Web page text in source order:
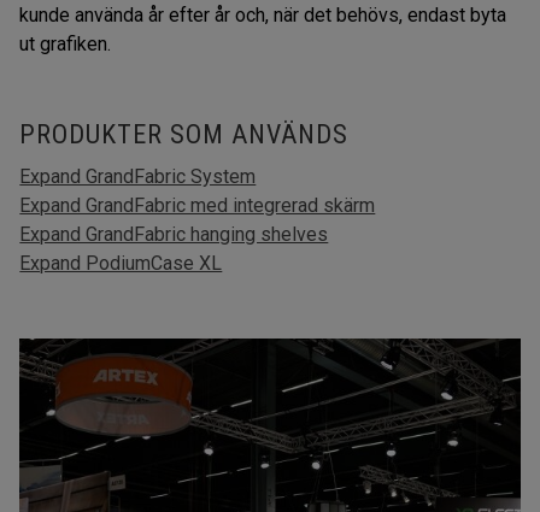
kunde använda år efter år och, när det behövs, endast byta
ut grafiken.
PRODUKTER SOM ANVÄNDS
Expand GrandFabric System
Expand GrandFabric med integrerad skärm
Expand GrandFabric hanging shelves
Expand PodiumCase XL